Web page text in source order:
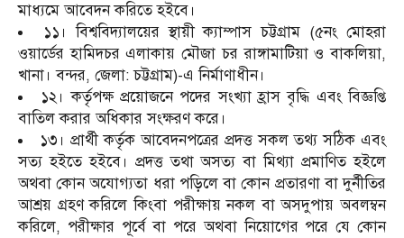
মাধ্যমে আবেদন করিতে হইবে।
১১। বিশ্ববিদ্যালয়ের স্থায়ী ক্যাম্পাস চট্টগ্রাম (৫নং মোহরা
ওয়ার্ডের হামিদচর এলাকায় মৌজা চর রাঙ্গামাটিয়া ও বাকলিয়া,
খানা। বন্দর, জেলা: চট্টগ্রাম)-এ নির্মাণাধীন।
১২। কর্তৃপক্ষ প্রয়োজনে পদের সংখ্যা হ্রাস বৃদ্ধি এবং বিজ্ঞপ্তি
বাতিল করার অধিকার সংক্ষরণ করে।
১৩। প্রার্থী কর্তৃক আবেদনপত্রের প্রদত্ত সকল তথ্য সঠিক এবং
সত্য হইতে হইবে। প্রদত্ত তথা অসত্য বা মিথ্যা প্রমাণিত হইলে
অথবা কোন অযোগ্যতা ধরা পড়িলে বা কোন প্রতারণা বা দুর্নীতির
আশ্রয় গ্রহণ করিলে কিংবা পরীক্ষায় নকল বা অসদুপায় অবলম্বন
করিলে, পরীক্ষার পূর্বে বা পরে অথবা নিয়োগের পরে যে কোন